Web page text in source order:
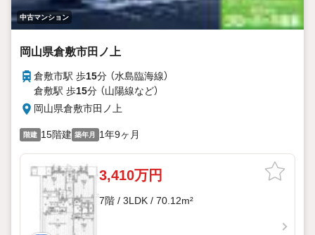
中古マンション
岡山県倉敷市田ノ上
倉敷市駅 歩15分 （水島臨海線）
倉敷駅 歩15分 （山陽線など）
岡山県倉敷市田ノ上
階建 15階建 築年月 1年9ヶ月
3,410万円
7階 / 3LDK / 70.12m²